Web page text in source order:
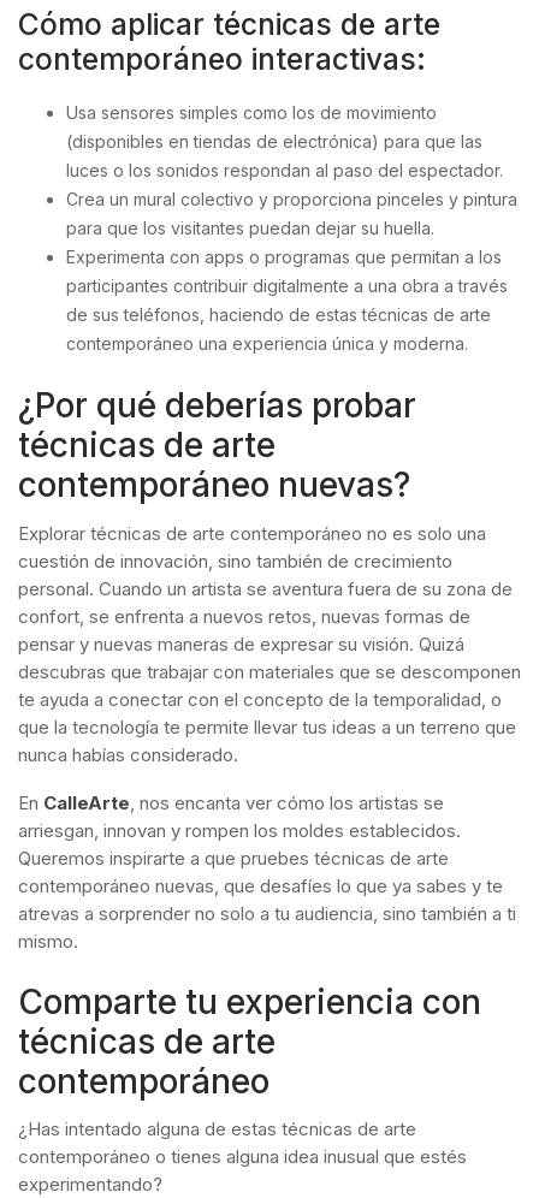
Cómo aplicar técnicas de arte
contemporáneo interactivas:
Usa sensores simples como los de movimiento
(disponibles en tiendas de electrónica) para que las
luces o los sonidos respondan al paso del espectador.
Crea un mural colectivo y proporciona pinceles y pintura
para que los visitantes puedan dejar su huella.
Experimenta con apps o programas que permitan a los
participantes contribuir digitalmente a una obra a través
de sus teléfonos, haciendo de estas técnicas de arte
contemporáneo una experiencia única y moderna.
¿Por qué deberías probar
técnicas de arte
contemporáneo nuevas?
Explorar técnicas de arte contemporáneo no es solo una
cuestión de innovación, sino también de crecimiento
personal. Cuando un artista se aventura fuera de su zona de
confort, se enfrenta a nuevos retos, nuevas formas de
pensar y nuevas maneras de expresar su visión. Quizá
descubras que trabajar con materiales que se descomponen
te ayuda a conectar con el concepto de la temporalidad, o
que la tecnología te permite llevar tus ideas a un terreno que
nunca habías considerado.
En CalleArte , nos encanta ver cómo los artistas se
arriesgan, innovan y rompen los moldes establecidos.
Queremos inspirarte a que pruebes técnicas de arte
contemporáneo nuevas, que desafíes lo que ya sabes y te
atrevas a sorprender no solo a tu audiencia, sino también a ti
mismo.
Comparte tu experiencia con
técnicas de arte
contemporáneo
¿Has intentado alguna de estas técnicas de arte
contemporáneo o tienes alguna idea inusual que estés
experimentando?